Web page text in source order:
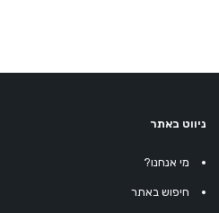
ניווט באתר
מי אנחנו?
חיפוש באתר